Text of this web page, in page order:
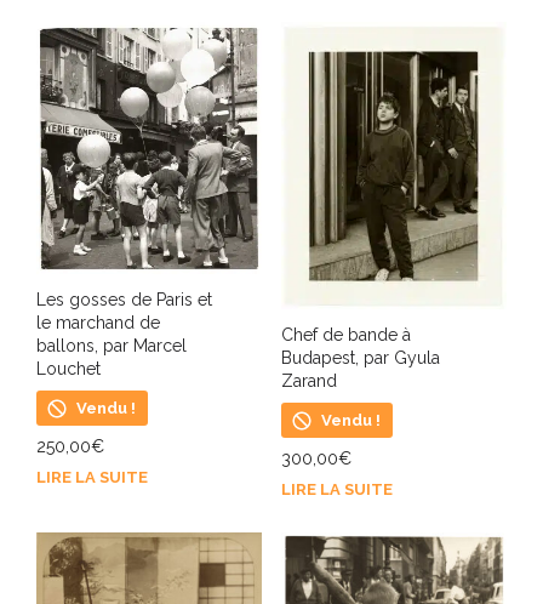
Les gosses de Paris et
le marchand de
ballons, par Marcel
Louchet
Vendu !
250,00€
LIRE LA SUITE
Chef de bande à
Budapest, par Gyula
Zarand
Vendu !
300,00€
LIRE LA SUITE